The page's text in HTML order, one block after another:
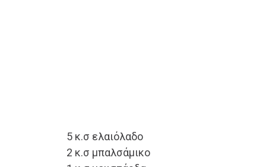
5 κ.σ ελαιόλαδο
2 κ.σ μπαλσάμικο